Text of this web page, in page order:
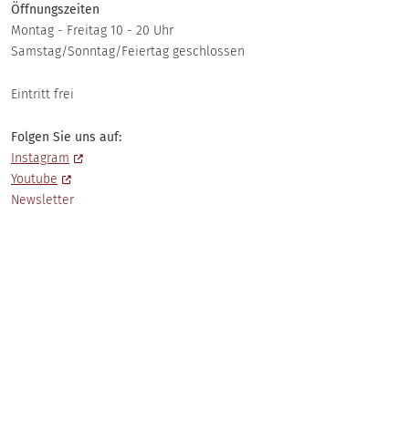
Öffnungszeiten
Montag - Freitag 10 - 20 Uhr
Samstag/Sonntag/Feiertag geschlossen
Eintritt frei
Folgen Sie uns auf:
Instagram
Youtube
Newsletter